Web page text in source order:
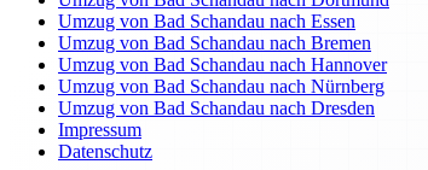
Umzug von Bad Schandau nach Essen
Umzug von Bad Schandau nach Bremen
Umzug von Bad Schandau nach Hannover
Umzug von Bad Schandau nach Nürnberg
Umzug von Bad Schandau nach Dresden
Impressum
Datenschutz